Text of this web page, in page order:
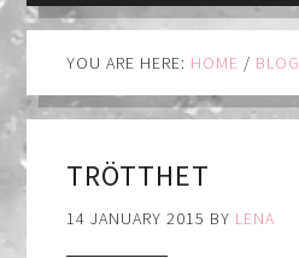
YOU ARE HERE: HOME / BLOG
TRÖTTHET
14 JANUARY 2015 BY LENA